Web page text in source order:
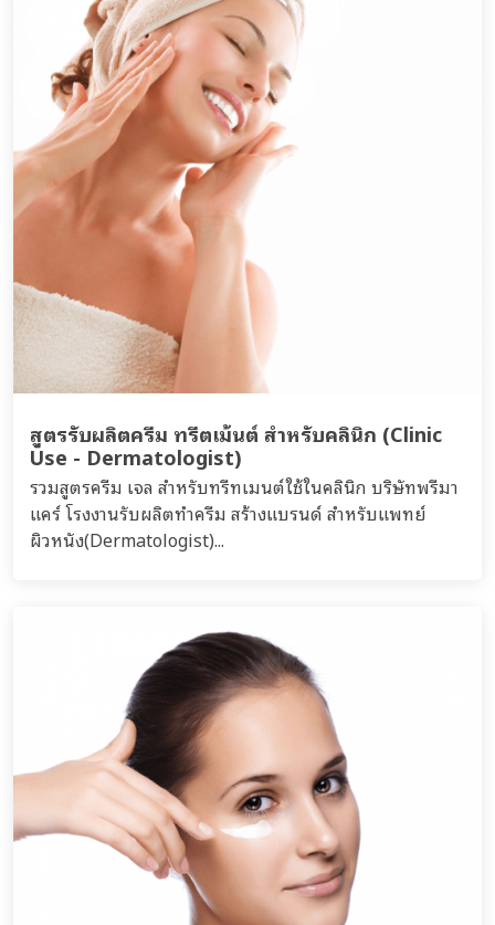
สูตรรับผลิตครีม ทรีตเม้นต์ สำหรับคลินิก (Clinic
Use - Dermatologist)
รวมสูตรครีม เจล สำหรับทรีทเมนต์ใช้ในคลินิก บริษัทพรีมา
แคร์ โรงงานรับผลิตทำครีม สร้างแบรนด์ สำหรับแพทย์
ผิวหนัง(Dermatologist)...